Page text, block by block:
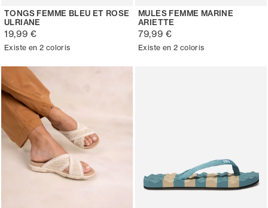
TONGS FEMME BLEU ET ROSE
ULRIANE
19,99 €
Existe en 2 coloris
MULES FEMME MARINE
ARIETTE
79,99 €
Existe en 2 coloris